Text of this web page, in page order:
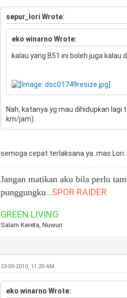
sepur_lori Wrote:
eko winarno Wrote:
kalau yang B51 ini boleh juga kalau
Nah, katanya yg mau dihidupkan lagi
km/jam).
semoga cepat terlaksana ya..mas
Jangan matikan aku bila perlu
punggungku
SPOR RAIDER
GREEN LIVING
Salam Kereta, Nuwun
23-05-2010, 11:20 AM
eko winarno Wrote: